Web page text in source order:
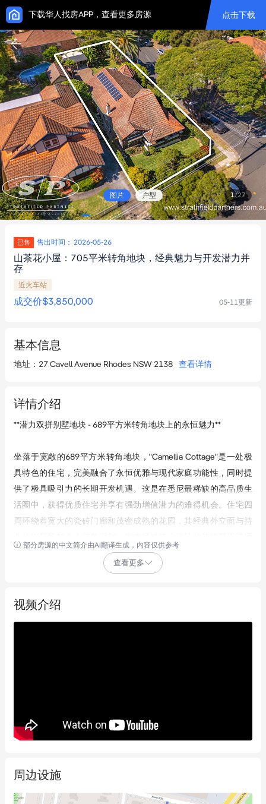
下载华人找房APP，查看更多房源 点击下载
图片 户型 1/27
已售 售出时间： 2026-05-26
山茶花小屋：705平米转角地块，经典魅力与开发潜力并
存
近火车站
成交价$3,850,000 05-11更新
基本信息
地址 ： 27 Cavell Avenue Rhodes NSW 2138 查看详情
详情介绍
**潜力双拼别墅地块 - 689平方米转角地块上的永恒魅力**
坐落于宽敞的689平方米转角地块，"Camellia Cottage"是一处极
具特色的住宅，完美融合了永恒优雅与现代家庭功能性，同时提
供了极具吸引力的长期开发机遇。这是在悉尼最稀缺的高品质生
活圈中，获得优质住宅并享有强劲增值潜力的难得机会。住宅四
周环绕着宽大的瓷砖门廊和茂密成熟的花园，其经典外立面与持
典木地板、精美天花板、彩色玻璃装饰以及整体宽敞舒适的空间
布局。住宅核心区域是开阔的开放式厨房、客厅和餐厅区，通过
私密的娱乐天堂，带顶户外凉亭、柴火披萨烤箱和景观花园一应
*   经典时期建筑外立面，配宽大阳台和成熟花园
和木饰细节
*   设施齐全的厨房，配备燃气灶台、早餐吧台及花园景观
部分房源的中文简介由AI翻译生成，内容仅供参考
查看更多
视频介绍
周边设施